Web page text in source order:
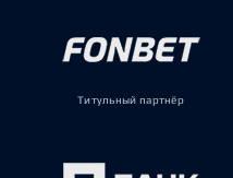
Титульный партнёр